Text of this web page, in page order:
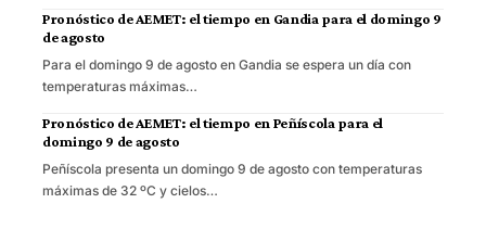
Pronóstico de AEMET: el tiempo en Gandia para el domingo 9
de agosto
Para el domingo 9 de agosto en Gandia se espera un día con
temperaturas máximas…
Pronóstico de AEMET: el tiempo en Peñíscola para el
domingo 9 de agosto
Peñíscola presenta un domingo 9 de agosto con temperaturas
máximas de 32 ºC y cielos…